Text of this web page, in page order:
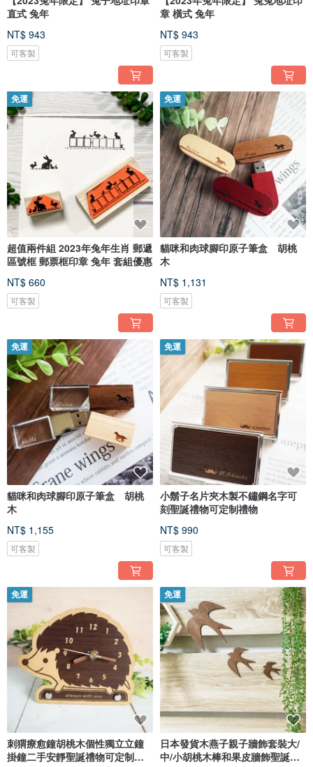
直式 兔年
NT$ 943
可客製
章 橫式 兔年
NT$ 943
可客製
免運
超值兩件組 2023年兔年生肖 郵遞
區號框 郵票框印章 兔年 套組優惠
NT$ 660
可客製
免運
貓咪和肉球腳印原子筆盒 胡桃
木
NT$ 1,131
可客製
免運
貓咪和肉球腳印原子筆盒 胡桃
木
NT$ 1,155
可客製
免運
小鬍子名片夾木製不鏽鋼名字可
刻聖誕禮物可定制禮物
NT$ 990
可客製
免運
刺猬療愈鐘胡桃木個性獨立立鐘
掛鐘二手安靜聖誕禮物可定制禮
免運
日本發貨木燕子親子牆飾套裝大/
中/小胡桃木棒和果皮牆飾聖誕禮